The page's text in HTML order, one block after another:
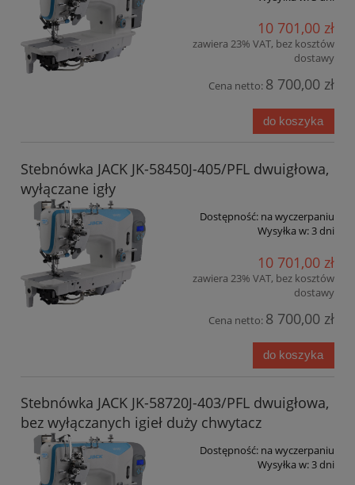
10 701,00 zł
zawiera 23% VAT, bez kosztów
dostawy
Cena netto: 8 700,00 zł
do koszyka
Stebnówka JACK JK-58450J-405/PFL dwuigłowa,
wyłączane igły
Dostępność: na wyczerpaniu
Wysyłka w:3 dni
10 701,00 zł
zawiera 23% VAT, bez kosztów
dostawy
Cena netto: 8 700,00 zł
do koszyka
Stebnówka JACK JK-58720J-403/PFL dwuigłowa,
bez wyłączanych igieł duży chwytacz
Dostępność: na wyczerpaniu
Wysyłka w:3 dni